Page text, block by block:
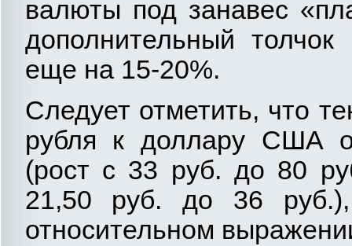
валюты под занавес
дополнительный
еще на 15-20%.
Следует отметить, что
рубля к доллару США
(рост с 33 руб. до 80
21,50 руб. до 36
относительном